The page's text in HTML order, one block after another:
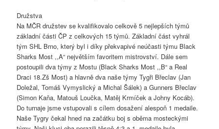
Družstva
Na MČR družstev se kvalifikovalo celkově 5 nejlepších týmů
základní části ČP z celkových 15 týmů. Základní část vyhrál
tým SHL Brno, který byl i díky překvapivé neúčasti týmu Black
Sharks Most ,,A“ největším favoritem mistrovství. Dále sem
postoupili dva týmy z Mostu (Black Sharks Most ,,B“ a Real
Draci 18.Zš Most) a hlavně dva naše týmy Tygři Břeclav (Jan
Doležal, Tomáš Vymyslický a Michal Šálek) a Gunners Břeclav
(Simon Kaňa, Matouš Loučka, Matěj Krmíček a Johny Kocáb).
Do turnaje jsme vstupovali s cílem dosažení alespoň 1 medaile.
Naše Tygry čekal hned na začátku boj s oběma mosteckými